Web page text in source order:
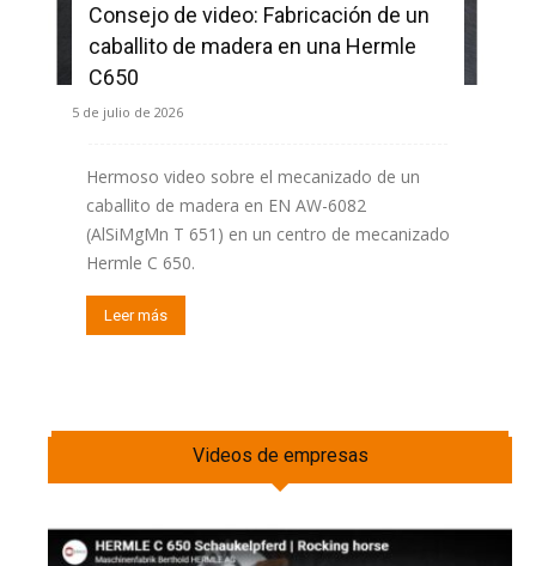
Consejo de video: Fabricación de un
caballito de madera en una Hermle
C650
5 de julio de 2026
Hermoso video sobre el mecanizado de un
caballito de madera en EN AW-6082
(AlSiMgMn T 651) en un centro de mecanizado
Hermle C 650.
Leer más
Videos de empresas